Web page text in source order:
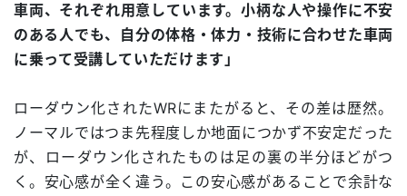
車両、それぞれ用意しています。小柄な人や操作に不安
のある人でも、自分の体格・体力・技術に合わせた車両
に乗って受講していただけます」
ローダウン化されたWRにまたがると、その差は歴然。
ノーマルではつま先程度しか地面につかず不安定だった
が、ローダウン化されたものは足の裏の半分ほどがつ
く。安心感が全く違う。この安心感があることで余計な